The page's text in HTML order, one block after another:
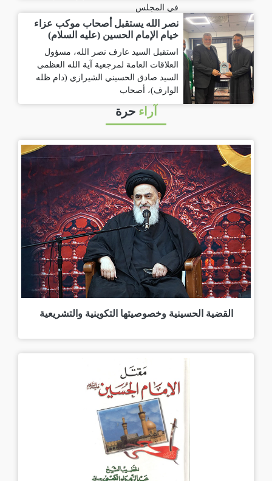
في المجلس
نصر الله يستقبل أصحاب موكب عزاء
خيام الإمام الحسين (عليه السلام)
استقبل السيد عارف نصر الله، مسؤول
العلاقات العامة لمرجعية آية الله العظمى
السيد صادق الحسيني الشيرازي (دام ظله
الوارف)، أصحاب
آراء حرة
القضية الحسينية وخصوصيتها التكوينية والتشريعية